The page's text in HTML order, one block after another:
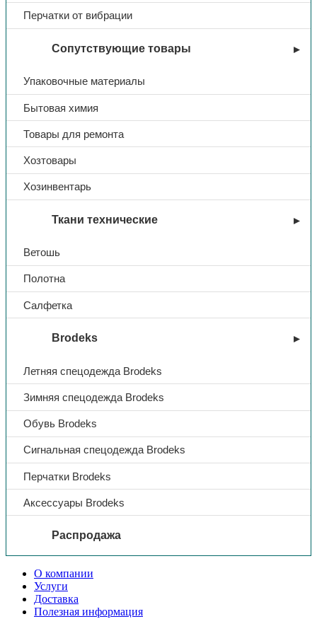
Перчатки от вибрации
Сопутствующие товары
Упаковочные материалы
Бытовая химия
Товары для ремонта
Хозтовары
Хозинвентарь
Ткани технические
Ветошь
Полотна
Салфетка
Brodeks
Летняя спецодежда Brodeks
Зимняя спецодежда Brodeks
Обувь Brodeks
Сигнальная спецодежда Brodeks
Перчатки Brodeks
Аксессуары Brodeks
Распродажа
О компании
Услуги
Доставка
Полезная информация
Наличие СОП
Пол женский